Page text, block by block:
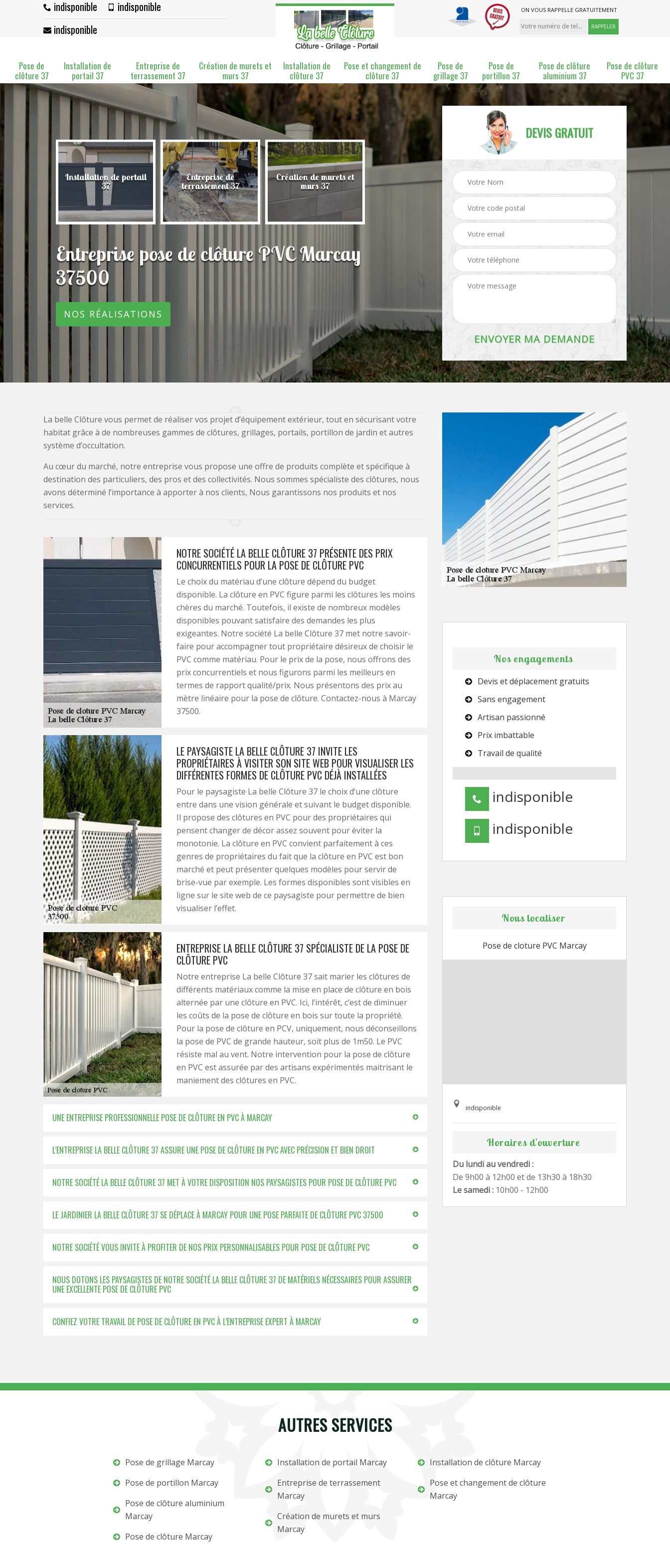
indisponible
indisponible
indisponible
ON VOUS RAPPELLE GRATUITEMENT
Pose de
clôture 37
Installation de
portail 37
Entreprise de
terrassement 37
Création de murets et
murs 37
Installation de
clôture 37
Pose et changement de
clôture 37
Pose de
grillage 37
Pose de
portillon 37
Pose de clôture
aluminium 37
Pose de clôture
PVC 37
37 Installation de portail
37
Entreprise de
terrassement 37
Création de murets et
murs 37
Installation de clôture
37
Pose et changement de Pose de grillage 37
Entreprise pose de clôture PVC Marcay
37500
NOS RÉALISATIONS
DEVIS GRATUIT
La belle Clôture vous permet de réaliser vos projet d’équipement extérieur, tout en sécurisant votre
habitat grâce à de nombreuses gammes de clôtures, grillages, portails, portillon de jardin et autres
système d’occultation.
Au cœur du marché, notre entreprise vous propose une offre de produits complète et spécifique à
destination des particuliers, des pros et des collectivités. Nous sommes spécialiste des clôtures, nous
avons déterminé l’importance à apporter à nos clients, Nous garantissons nos produits et nos
services.
NOTRE SOCIÉTÉ LA BELLE CLÔTURE 37 PRÉSENTE DES PRIX
CONCURRENTIELS POUR LA POSE DE CLÔTURE PVC
Le choix du matériau d’une clôture dépend du budget
disponible. La clôture en PVC figure parmi les clôtures les moins
chères du marché. Toutefois, il existe de nombreux modèles
disponibles pouvant satisfaire des demandes les plus
exigeantes. Notre société La belle Clôture 37 met notre savoir-
faire pour accompagner tout propriétaire désireux de choisir le
PVC comme matériau. Pour le prix de la pose, nous offrons des
prix concurrentiels et nous figurons parmi les meilleurs en
termes de rapport qualité/prix. Nous présentons des prix au
mètre linéaire pour la pose de clôture. Contactez-nous à Marcay
37500.
LE PAYSAGISTE LA BELLE CLÔTURE 37 INVITE LES
PROPRIÉTAIRES À VISITER SON SITE WEB POUR VISUALISER LES
DIFFÉRENTES FORMES DE CLÔTURE PVC DÉJÀ INSTALLÉES
Pour le paysagiste La belle Clôture 37 le choix d’une clôture
entre dans une vision générale et suivant le budget disponible.
Il propose des clôtures en PVC pour des propriétaires qui
pensent changer de décor assez souvent pour éviter la
monotonie. La clôture en PVC convient parfaitement à ces
genres de propriétaires du fait que la clôture en PVC est bon
marché et peut présenter quelques modèles pour servir de
brise-vue par exemple. Les formes disponibles sont visibles en
ligne sur le site web de ce paysagiste pour permettre de bien
visualiser l’effet.
ENTREPRISE LA BELLE CLÔTURE 37 SPÉCIALISTE DE LA POSE DE
CLÔTURE PVC
Notre entreprise La belle Clôture 37 sait marier les clôtures de
différents matériaux comme la mise en place de clôture en bois
alternée par une clôture en PVC. Ici, l’intérêt, c’est de diminuer
les coûts de la pose de clôture en bois sur toute la propriété.
Pour la pose de clôture en PCV, uniquement, nous déconseillons
la pose de PVC de grande hauteur, soit plus de 1m50. Le PVC
résiste mal au vent. Notre intervention pour la pose de clôture
en PVC est assurée par des artisans expérimentés maitrisant le
maniement des clôtures en PVC.
UNE ENTREPRISE PROFESSIONNELLE POSE DE CLÔTURE EN PVC À MARCAY
L’ENTREPRISE LA BELLE CLÔTURE 37 ASSURE UNE POSE DE CLÔTURE EN PVC AVEC PRÉCISION ET BIEN DROIT
NOTRE SOCIÉTÉ LA BELLE CLÔTURE 37 MET À VOTRE DISPOSITION NOS PAYSAGISTES POUR POSE DE CLÔTURE PVC
LE JARDINIER LA BELLE CLÔTURE 37 SE DÉPLACE À MARCAY POUR UNE POSE PARFAITE DE CLÔTURE PVC 37500
NOTRE SOCIÉTÉ VOUS INVITE À PROFITER DE NOS PRIX PERSONNALISABLES POUR POSE DE CLÔTURE PVC
NOUS DOTONS LES PAYSAGISTES DE NOTRE SOCIÉTÉ LA BELLE CLÔTURE 37 DE MATÉRIELS NÉCESSAIRES POUR ASSURER
UNE EXCELLENTE POSE DE CLÔTURE PVC
CONFIEZ VOTRE TRAVAIL DE POSE DE CLÔTURE EN PVC À L’ENTREPRISE EXPERT À MARCAY
Nos engagements
Devis et déplacement gratuits
Sans engagement
Artisan passionné
Prix imbattable
Travail de qualité
indisponible
indisponible
Nous localiser
Pose de cloture PVC Marcay
indisponible
Horaires d'ouverture
Du lundi au vendredi :
De 9h00 à 12h00 et de 13h30 à 18h30
Le samedi : 10h00 - 12h00
AUTRES SERVICES
Pose de grillage Marcay
Pose de portillon Marcay
Pose de clôture aluminium
Marcay
Pose de clôture Marcay
Installation de portail Marcay
Entreprise de terrassement
Marcay
Création de murets et murs
Marcay
Installation de clôture Marcay
Pose et changement de clôture
Marcay